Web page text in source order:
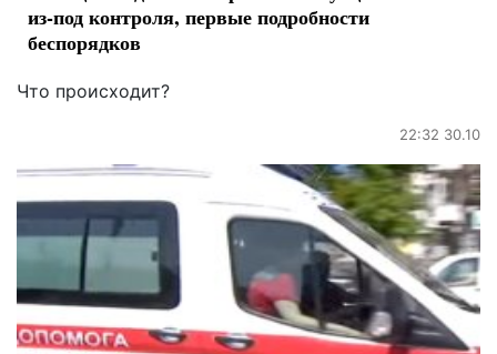
из-под контроля, первые подробности
беспорядков
Что происходит?
22:32 30.10